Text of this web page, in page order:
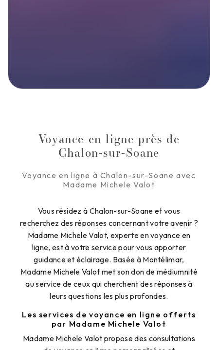
Voyance en ligne près de
Chalon-sur-Soane
Voyance en ligne à Chalon-sur-Soane avec
Madame Michele Valot
Vous résidez à Chalon-sur-Soane et vous
recherchez des réponses concernant votre avenir ?
Madame Michele Valot, experte en voyance en
ligne, est à votre service pour vous apporter
guidance et éclairage. Basée à Montélimar,
Madame Michele Valot met son don de médiumnité
au service de ceux qui cherchent des réponses à
leurs questions les plus profondes.
Les services de voyance en ligne offerts
par Madame Michele Valot
Madame Michele Valot propose des consultations